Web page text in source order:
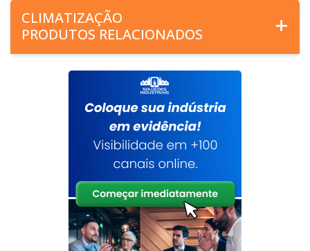
CLIMATIZAÇÃO
PRODUTOS RELACIONADOS